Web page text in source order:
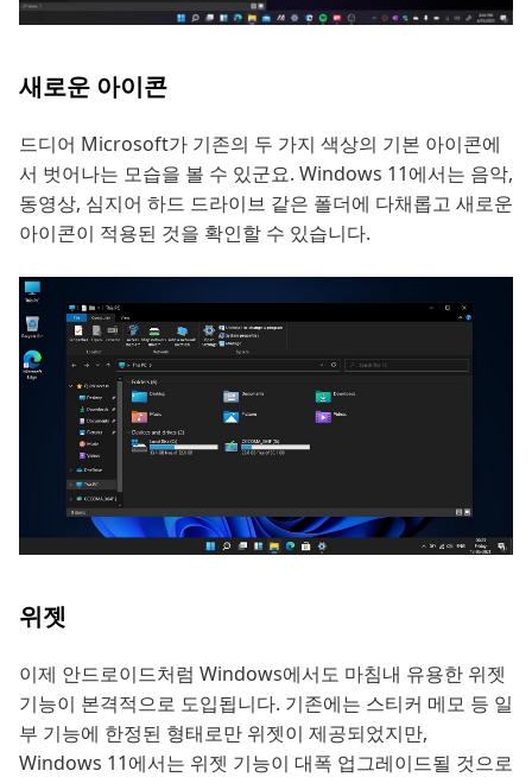
새로운 아이콘
드디어 Microsoft가 기존의 두 가지 색상의 기본 아이콘에
서 벗어나는 모습을 볼 수 있군요. Windows 11에서는 음악,
동영상, 심지어 하드 드라이브 같은 폴더에 다채롭고 새로운
아이콘이 적용된 것을 확인할 수 있습니다.
위젯
이제 안드로이드처럼 Windows에서도 마침내 유용한 위젯
기능이 본격적으로 도입됩니다. 기존에는 스티커 메모 등 일
부 기능에 한정된 형태로만 위젯이 제공되었지만,
Windows 11에서는 위젯 기능이 대폭 업그레이드될 것으로